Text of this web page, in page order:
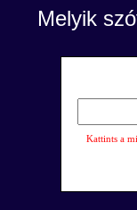
Melyik
Kattints a